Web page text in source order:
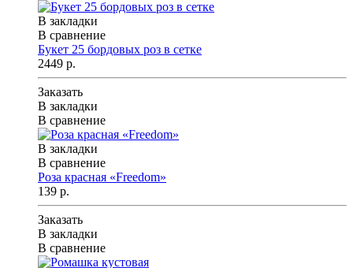
В закладки
В сравнение
Букет 25 бордовых роз в сетке
2449 р.
Заказать
В закладки
В сравнение
В закладки
В сравнение
Роза красная «Freedom»
139 р.
Заказать
В закладки
В сравнение